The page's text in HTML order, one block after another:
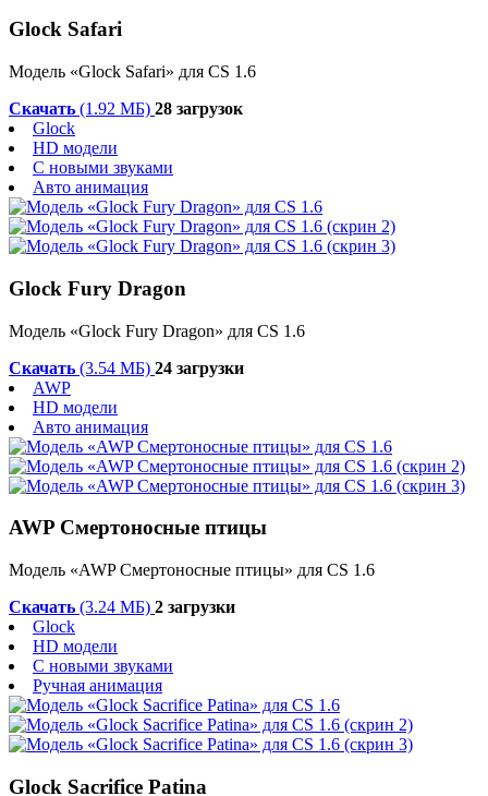
Glock Safari
Модель «Glock Safari» для CS 1.6
Скачать (1.92 МБ) 28 загрузок
Glock
HD модели
С новыми звуками
Авто анимация
Glock Fury Dragon
Модель «Glock Fury Dragon» для CS 1.6
Скачать (3.54 МБ) 24 загрузки
AWP
HD модели
Авто анимация
AWP Смертоносные птицы
Модель «AWP Смертоносные птицы» для CS 1.6
Скачать (3.24 МБ) 2 загрузки
Glock
HD модели
С новыми звуками
Ручная анимация
Glock Sacrifice Patina